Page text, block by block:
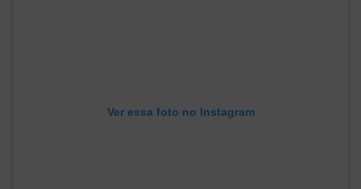
Ver essa foto no Instagram